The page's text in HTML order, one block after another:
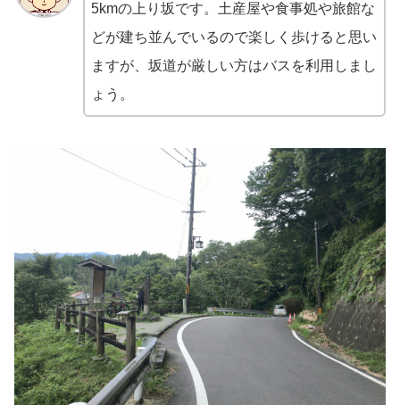
5kmの上り坂です。土産屋や食事処や旅館な
どが建ち並んでいるので楽しく歩けると思い
ますが、坂道が厳しい方はバスを利用しまし
ょう。